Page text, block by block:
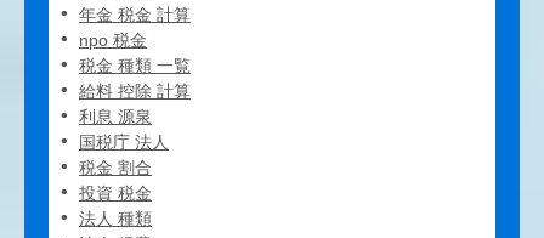
年金 税金 計算
npo 税金
税金 種類 一覧
給料 控除 計算
利息 源泉
国税庁 法人
税金 割合
投資 税金
法人 種類